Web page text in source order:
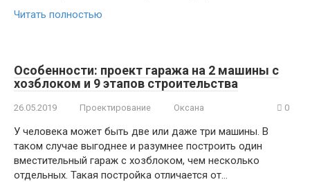
Читать полностью
Особенности: проект гаража на 2 машины с
хозблоком и 9 этапов строительства
26.05.2019 Проектирование Оксана 0
У человека может быть две или даже три машины. В
таком случае выгоднее и разумнее построить один
вместительный гараж с хозблоком, чем несколько
отдельных. Такая постройка отличается от…